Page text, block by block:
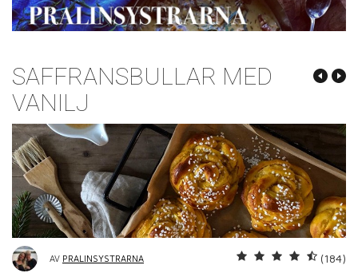
SAFFRANSBULLAR MED
VANILJ
AV PRALINSYSTRARNA (184)